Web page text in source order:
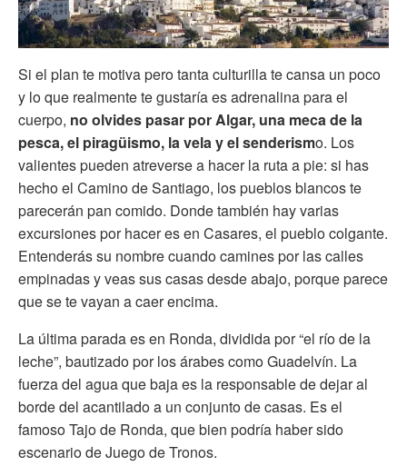
Si el plan te motiva pero tanta culturilla te cansa un poco
y lo que realmente te gustaría es adrenalina para el
cuerpo, no olvides pasar por Algar, una meca de la
pesca, el piragüismo, la vela y el senderismo. Los
valientes pueden atreverse a hacer la ruta a pie: si has
hecho el Camino de Santiago, los pueblos blancos te
parecerán pan comido. Donde también hay varias
excursiones por hacer es en Casares, el pueblo colgante.
Entenderás su nombre cuando camines por las calles
empinadas y veas sus casas desde abajo, porque parece
que se te vayan a caer encima.
La última parada es en Ronda, dividida por “el río de la
leche”, bautizado por los árabes como Guadelvín. La
fuerza del agua que baja es la responsable de dejar al
borde del acantilado a un conjunto de casas. Es el
famoso Tajo de Ronda, que bien podría haber sido
escenario de Juego de Tronos.